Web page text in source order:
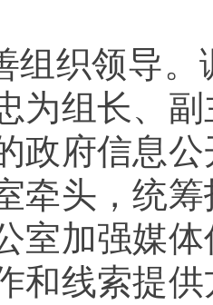
组织领导
为组长、
政府信息
牵头，统
室加强媒
和线索提